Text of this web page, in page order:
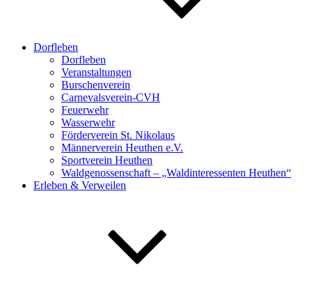
Dorfleben
Dorfleben
Veranstaltungen
Burschenverein
Carnevalsverein-CVH
Feuerwehr
Wasserwehr
Förderverein St. Nikolaus
Männerverein Heuthen e.V.
Sportverein Heuthen
Waldgenossenschaft – „Waldinteressenten Heuthen“
Erleben & Verweilen